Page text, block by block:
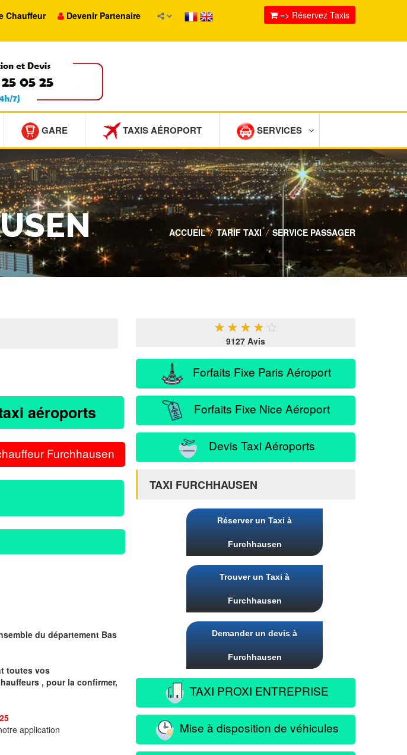
Chauffeur Devenir Partenaire => Réservez Taxis
GARE TAXIS AÉROPORT SERVICES
ACCUEIL / TARIF TAXI / SERVICE PASSAGER
aéroports
Furchhausen
du département Bas
toutes vos
, pour la confirmer,
application
★ ★ ★ ★ ★
9127 Avis
Forfaits Fixe Paris Aéroport
Forfaits Fixe Nice Aéroport
Devis Taxi Aéroports
TAXI FURCHHAUSEN
Réserver un Taxi à
Furchhausen
Trouver un Taxi à
Furchhausen
Demander un devis à
Furchhausen
TAXI PROXI ENTREPRISE
Mise à disposition de véhicules